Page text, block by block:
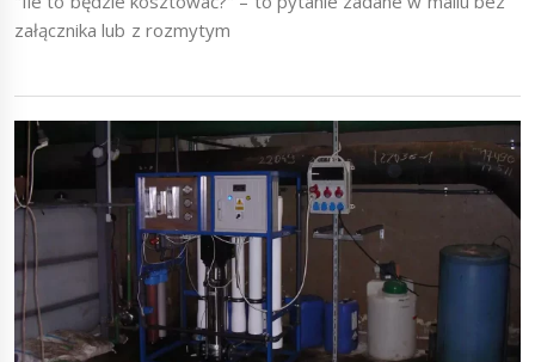
załącznika lub z rozmytym